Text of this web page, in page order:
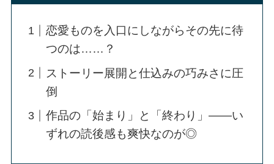
恋愛ものを入口にしながらその先に待
つのは……？
ストーリー展開と仕込みの巧みさに圧
倒
作品の「始まり」と「終わり」――い
ずれの読後感も爽快なのが◎